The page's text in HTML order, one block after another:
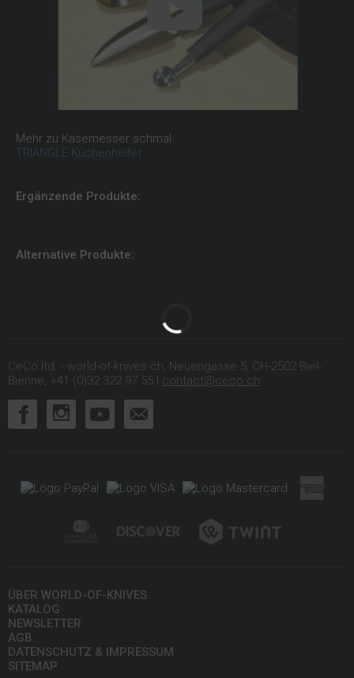
Mehr zu Käsemesser schmal
TRIANGLE Küchenhelfer
Ergänzende Produkte:
Alternative Produkte:
CeCo ltd. - world-of-knives.ch, Neuengasse 5, CH-2502 Biel-
Bienne, +41 (0)32 322 97 55 | contact@ceco.ch
ÜBER WORLD-OF-KNIVES
KATALOG
NEWSLETTER
AGB
DATENSCHUTZ & IMPRESSUM
SITEMAP